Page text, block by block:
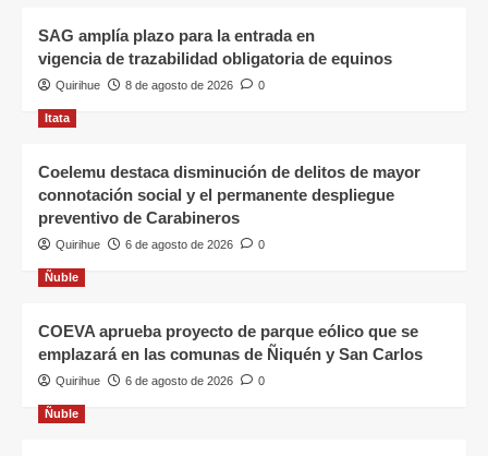
SAG amplía plazo para la entrada en
vigencia de trazabilidad obligatoria de equinos
Quirihue 8 de agosto de 2026 0
Itata
Coelemu destaca disminución de delitos de mayor
connotación social y el permanente despliegue
preventivo de Carabineros
Quirihue 6 de agosto de 2026 0
Ñuble
COEVA aprueba proyecto de parque eólico que se
emplazará en las comunas de Ñiquén y San Carlos
Quirihue 6 de agosto de 2026 0
Ñuble